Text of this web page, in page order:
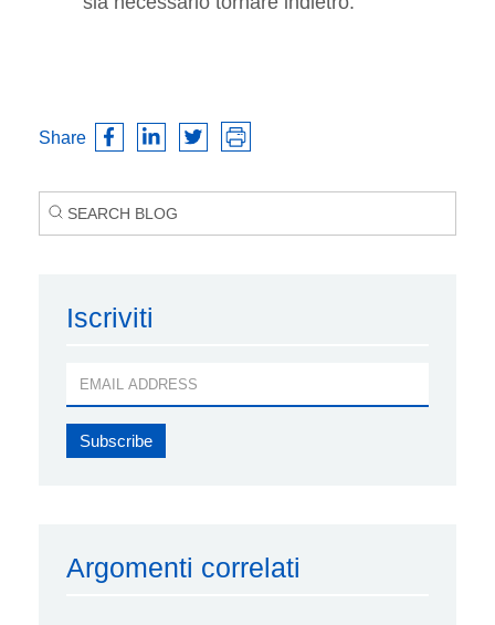
Share
Iscriviti
Argomenti correlati